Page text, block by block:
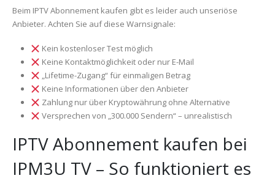
Beim IPTV Abonnement kaufen gibt es leider auch unseriöse
Anbieter. Achten Sie auf diese Warnsignale:
Kein kostenloser Test möglich
Keine Kontaktmöglichkeit oder nur E-Mail
„Lifetime-Zugang“ für einmaligen Betrag
Keine Informationen über den Anbieter
Zahlung nur über Kryptowährung ohne Alternative
Versprechen von „300.000 Sendern“ – unrealistisch
IPTV Abonnement kaufen bei
IPM3U TV – So funktioniert es